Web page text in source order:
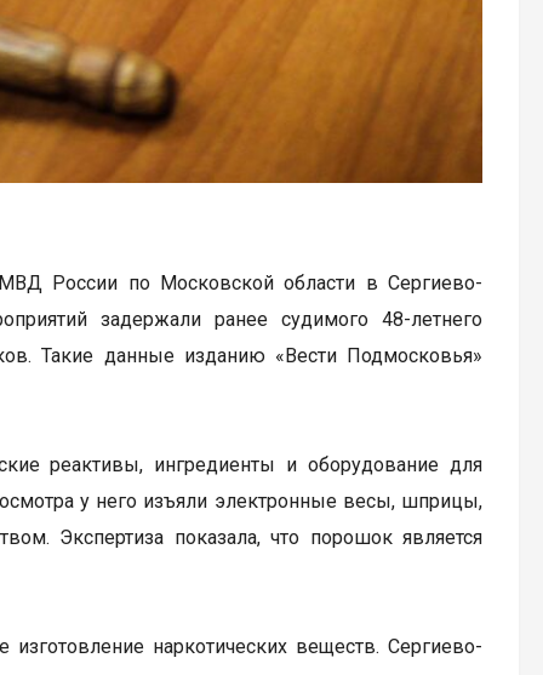
России по Московской области в Сергиево-
задержали ранее судимого 48-летнего
Такие данные изданию «Вести Подмосковья»
реактивы, ингредиенты и оборудование для
у него изъяли электронные весы, шприцы,
Экспертиза показала, что порошок является
наркотических веществ. Сергиево-